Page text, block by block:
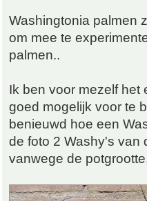
Washingtonia palmen
om mee te
palmen..
Ik ben voor mezelf het
goed mogelijk voor te
benieuwd hoe een
de foto 2 Washy's van
vanwege de